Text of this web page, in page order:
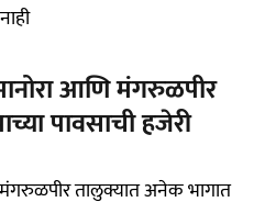
आणि मंगरुळपीर
पावसाची हजेरी
मंगरुळपीर तालुक्यात अनेक भागात